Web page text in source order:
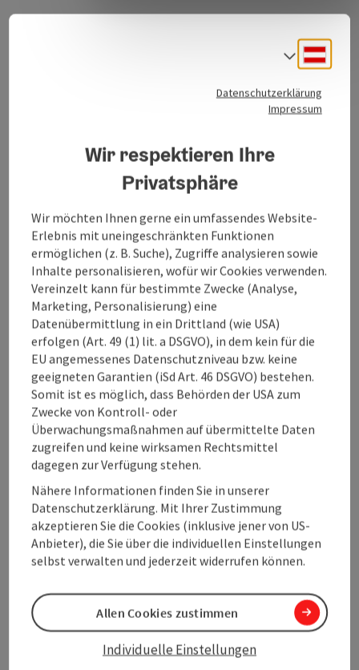
Öffnungszeiten
Küche
Ausstattung
Preise
Anreise/Lage
Eignung
Barrierefreiheit
Mehr Entdecken
Beitrag merken Beitrag drucken
Datenschutzerklärung
Impressum
Wir respektieren Ihre
Privatsphäre
Wir möchten Ihnen gerne ein umfassendes Website-
Erlebnis mit uneingeschränkten Funktionen
ermöglichen (z. B. Suche), Zugriffe analysieren sowie
Inhalte personalisieren, wofür wir Cookies verwenden.
Vereinzelt kann für bestimmte Zwecke (Analyse,
Marketing, Personalisierung) eine
Datenübermittlung in ein Drittland (wie USA)
erfolgen (Art. 49 (1) lit. a DSGVO), in dem kein für die
EU angemessenes Datenschutzniveau bzw. keine
geeigneten Garantien (iSd Art. 46 DSGVO) bestehen.
Somit ist es möglich, dass Behörden der USA zum
Zwecke von Kontroll- oder
Überwachungsmaßnahmen auf übermittelte Daten
zugreifen und keine wirksamen Rechtsmittel
dagegen zur Verfügung stehen.
Nähere Informationen finden Sie in unserer
Datenschutzerklärung. Mit Ihrer Zustimmung
akzeptieren Sie die Cookies (inklusive jener von US-
Anbieter), die Sie über die individuellen Einstellungen
selbst verwalten und jederzeit widerrufen können.
Individuelle Einstellungen
Allen Cookies zustimmen